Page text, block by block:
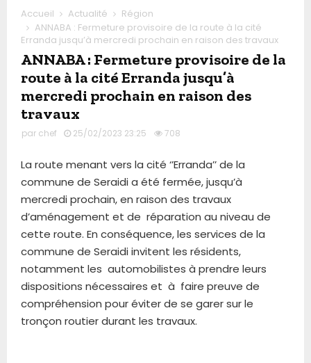
Accueil Actualité
Région
ANNABA : Fermeture provisoire de la route à la cité
Erranda jusqu’à mercredi prochain en raison des travaux
ANNABA : Fermeture provisoire de la
route à la cité Erranda jusqu’à
mercredi prochain en raison des
travaux
par chef 25/02/2023 23:25 708
La route menant vers la cité ‘’Erranda’’ de la
commune de Seraidi a été fermée, jusqu’à
mercredi prochain, en raison des travaux
d’aménagement et de réparation au niveau de
cette route. En conséquence, les services de la
commune de Seraidi invitent les résidents,
notamment les automobilistes à prendre leurs
dispositions nécessaires et à faire preuve de
compréhension pour éviter de se garer sur le
tronçon routier durant les travaux.